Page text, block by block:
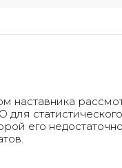
наставника
для
его